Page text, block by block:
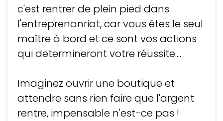
c'est rentrer de plein pied dans
l'entreprenanriat, car vous êtes le seul
maître à bord et ce sont vos actions
qui determineront votre réussite....
Imaginez ouvrir une boutique et
attendre sans rien faire que l'argent
rentre, impensable n'est-ce pas !